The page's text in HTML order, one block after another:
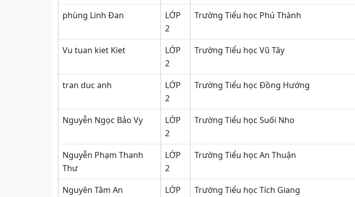
phùng Linh Đan
LỚP
2
Trường Tiểu học Phú Thành
Vu tuan kiet Kiet
LỚP
2
Trường Tiểu học Vũ Tây
tran duc anh
LỚP
2
Trường Tiểu học Đồng Hướng
Nguyễn Ngọc Bảo Vy
LỚP
2
Trường Tiểu học Suối Nho
Nguyễn Phạm Thanh
Thư
LỚP
2
Trường Tiểu học An Thuận
Nguyên Tâm An
LỚP
Trường Tiểu học Tích Giang